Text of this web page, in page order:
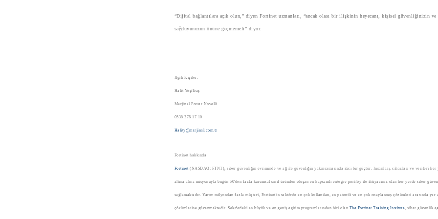
“Dijital bağlantılara açık olun,” diyen Fortinet uzmanları, “ancak olası bir ilişkinin heyecanı, kişisel güvenliğinizin ve
sağduyunuzun önüne geçmemeli” diyor.
İlgili Kişiler:
Halit Yeşilbaş
Marjinal Porter Novelli
0538 376 17 10
Hality@marjinal.com.tr
Fortinet hakkında
Fortinet (NASDAQ: FTNT), siber güvenliğin evriminde ve ağ ile güvenliğin yakınsamasında itici bir güçtür. İnsanları, cihazları ve verileri her
altına alma misyonuyla bugün 50'den fazla kurumsal sınıf üründen oluşan en kapsamlı entegre portföy ile ihtiyacınız olan her yerde siber
sağlamaktadır. Yarım milyondan fazla müşteri, Fortinet'in sektörde en çok kullanılan, en patentli ve en çok onaylanmış çözümleri arasında yer
çözümlerine güvenmektedir. Sektördeki en büyük ve en geniş eğitim programlarından biri olan The Fortinet Training Institute , siber güvenlik